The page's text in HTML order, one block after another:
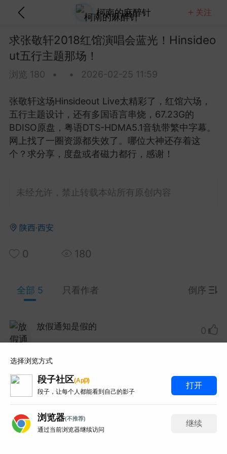
全部 热门 视频
柯南的麻醉针 关注
2013 Dreamchaser星梦传
光！20.7G含歌剧魅影那版！
音轨含歌剧魅影等经典...
金刚狼剪指甲 0 5
2013 Crossroads吉他音乐节蓝
这场Crossroads吉他音乐节太豪华了，2013
逊广场花园多位传奇吉他手...
美团外卖员长的
Red 2003 Live At Montreux蒙特勒现
这场蒙特勒现场太经典了，93分钟33.7G的IS
HDMA 5.1音轨。网上搜...
和风赛跑总输 0
2019 KaleidoLuna演唱会蓝光！
KaleidoLuna太想收了，21.1G的BDMV原盘3
上找了好久都是失效链接...
百度百科全书
5
求张敬轩2018红馆演唱会蓝光！Hinsideo
ut五行主题那场！
浏览 180 • • 2026-02-25 11:59
张敬轩这场Hinsideout Live太精彩了，红馆六场，
五行主题设计，还有多国语言串烧，67.23G的
BDISO原盘，粤语DTS-HDMA5.1音轨带繁中字幕。
网上找了一圈资源都失效了。哪位大神还存着这
个？求分享，度盘或者磁力都行，感谢！
未经允许，禁止转载本站所有原创内容
陕西·西安
0 180
全部 5 只看作者 倒序
放假通知是假的
急求急需谢谢提供！
0
打赏 举报
矮得看不见脚 Lv.1 0
选择浏览方式
段子社区(App)
段子，让每个人都能看到自己的影子
打开
浏览器(不推荐)
通过当前浏览器继续访问
继续